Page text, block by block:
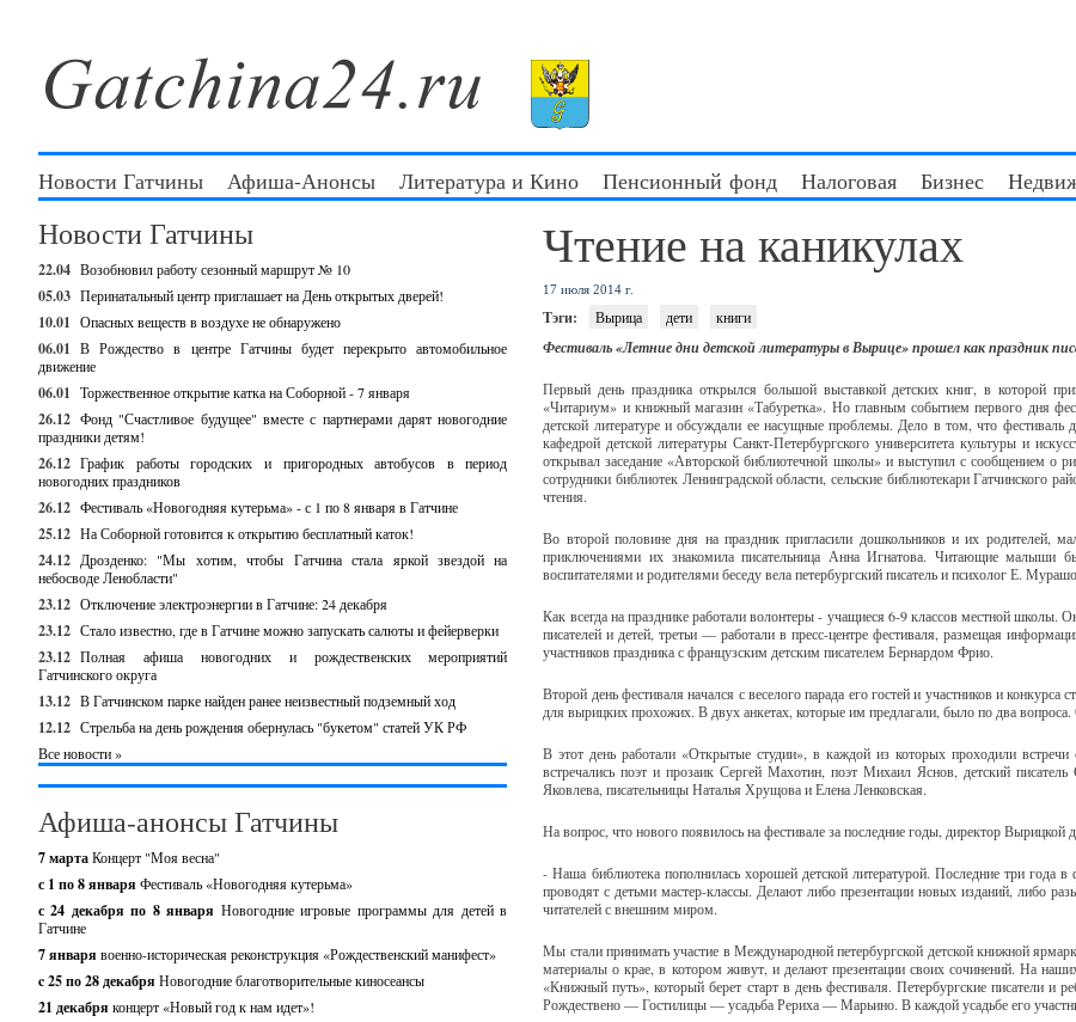
Новости Гатчины Афиша-Анонсы Литература и Кино Пенсионный фонд Налоговая Бизнес
Новости Гатчины
22.04 Возобновил работу сезонный маршрут № 10
05.03 Перинатальный центр приглашает на День открытых дверей!
10.01 Опасных веществ в воздухе не обнаружено
06.01 В Рождество в центре Гатчины будет перекрыто автомобильное
движение
06.01 Торжественное открытие катка на Соборной - 7 января
26.12 Фонд "Счастливое будущее" вместе с партнерами дарят новогодние
праздники детям!
26.12 График работы городских и пригородных автобусов в период
новогодних праздников
26.12 Фестиваль «Новогодняя кутерьма» - с 1 по 8 января в Гатчине
25.12 На Соборной готовится к открытию бесплатный каток!
24.12 Дрозденко: "Мы хотим, чтобы Гатчина стала яркой звездой на
небосводе Ленобласти"
23.12 Отключение электроэнергии в Гатчине: 24 декабря
23.12 Стало известно, где в Гатчине можно запускать салюты и фейерверки
23.12 Полная афиша новогодних и рождественских мероприятий
Гатчинского округа
13.12 В Гатчинском парке найден ранее неизвестный подземный ход
12.12 Стрельба на день рождения обернулась "букетом" статей УК РФ
Все новости »
Афиша-анонсы Гатчины
7 мартаКонцерт "Моя весна"
с 1 по 8 января Фестиваль «Новогодняя кутерьма»
с 24 декабря по 8 января Новогодние игровые программы для детей в
Гатчине
7 января военно-историческая реконструкция «Рождественский манифест»
c 25 по 28 декабря Новогодние благотворительные киносеансы
21 декабря концерт «Новый год к нам идет»!
Чтение на каникулах
17 июля 2014 г.
Тэги: Вырица дети книги
Фестиваль «Летние дни детской литературы в Вырице» прошел как праздник
Первый день праздника открылся большой выставкой детских книг, в которой
«Читариум» и книжный магазин «Табуретка». Но главным событием первого дня
детской литературе и обсуждали ее насущные проблемы. Дело в том, что фестиваль
кафедрой детской литературы Санкт-Петербургского университета культуры и
открывал заседание «Авторской библиотечной школы» и выступил с сообщением о
сотрудники библиотек Ленинградской области, сельские библиотекари Гатчинского
чтения.
Во второй половине дня на праздник пригласили дошкольников и их родителей,
приключениями их знакомила писательница Анна Игнатова. Читающие
воспитателями и родителями беседу вела петербургский писатель и психолог Е.
Как всегда на празднике работали волонтеры - учащиеся 6-9 классов местной школы.
писателей и детей, третьи — работали в пресс-центре фестиваля, размещая
участников праздника с французским детским писателем Бернардом Фрио.
Второй день фестиваля начался с веселого парада его гостей и участников и
для вырицких прохожих. В двух анкетах, которые им предлагали, было по два
В этот день работали «Открытые студии», в каждой из которых проходили
встречались поэт и прозаик Сергей Махотин, поэт Михаил Яснов, детский
Яковлева, писательницы Наталья Хрущова и Елена Ленковская.
На вопрос, что нового появилось на фестивале за последние годы, директор Вырицкой
- Наша библиотека пополнилась хорошей детской литературой. Последние три года
проводят с детьми мастер-классы. Делают либо презентации новых изданий, либо
читателей с внешним миром.
Мы стали принимать участие в Международной петербургской детской книжной
материалы о крае, в котором живут, и делают презентации своих сочинений. На
«Книжный путь», который берет старт в день фестиваля. Петербургские писатели и
Рождествено — Гостилицы — усадьба Рериха — Марьино. В каждой усадьбе его